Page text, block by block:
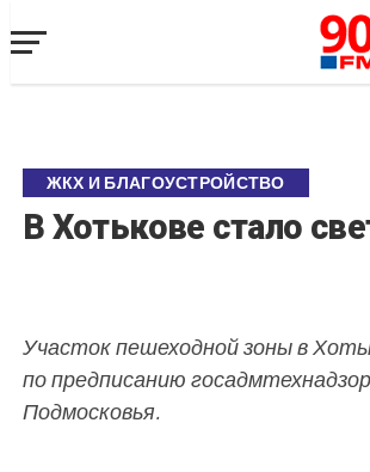
ЖКХ И БЛАГОУСТРОЙСТВО
В Хотькове стало
Участок пешеходной зоны в
по предписанию
Подмосковья.